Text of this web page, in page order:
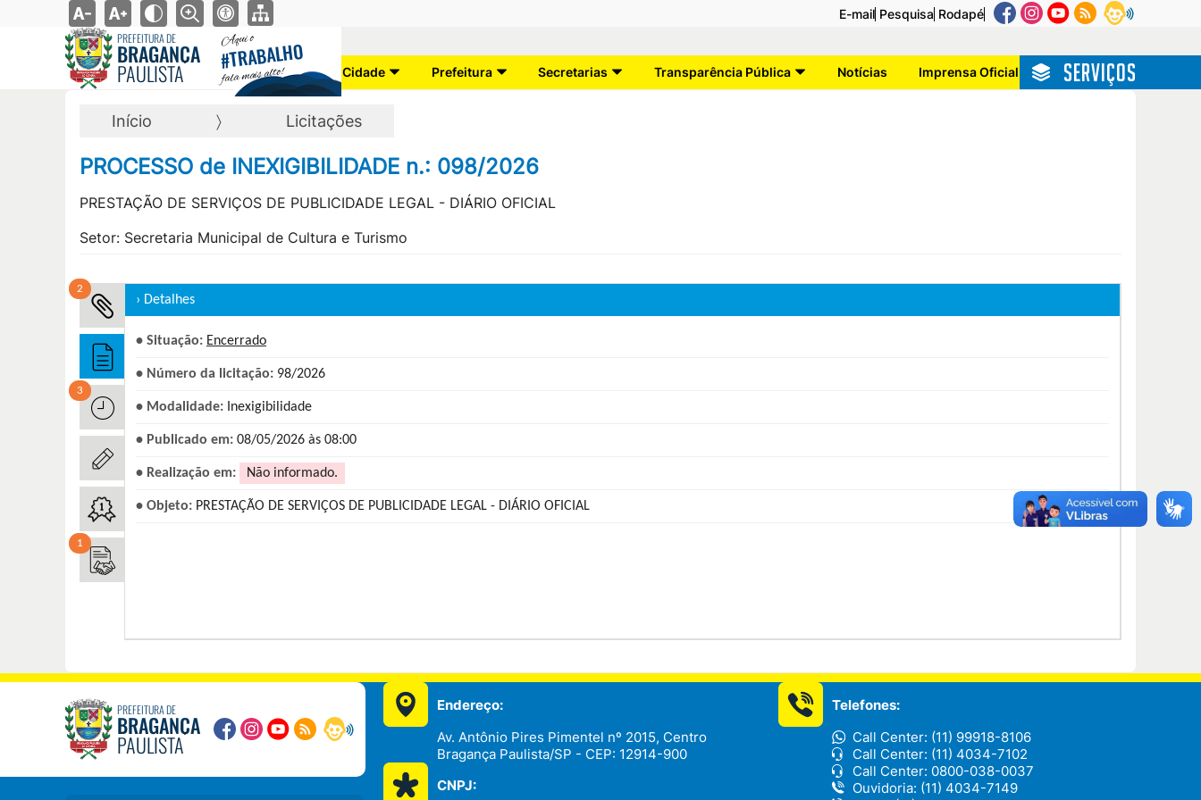
E-mail Pesquisa Rodapé
PREFEITURA DE
BRAGANÇA
PAULISTA
Aqui o
#TRABALHO
fala mais alto! Cidade Prefeitura Secretarias Transparência Pública Notícias Imprensa Oficial SERVIÇOS
Início Licitações
PROCESSO de INEXIGIBILIDADE n.: 098/2026
PRESTAÇÃO DE SERVIÇOS DE PUBLICIDADE LEGAL - DIÁRIO OFICIAL
Setor: Secretaria Municipal de Cultura e Turismo
2
3
1
› Detalhes
• Situação: Encerrado
• Número da licitação: 98/2026
• Modalidade: Inexigibilidade
• Publicado em: 08/05/2026 às 08:00
• Realização em: Não informado.
• Objeto: PRESTAÇÃO DE SERVIÇOS DE PUBLICIDADE LEGAL - DIÁRIO OFICIAL
PREFEITURA DE
BRAGANÇA
PAULISTA
Endereço:
Av. Antônio Pires Pimentel nº 2015, Centro
Bragança Paulista/SP - CEP: 12914-900
CNPJ:
Telefones:
Call Center: (11) 99918-8106
Call Center: (11) 4034-7102
Call Center: 0800-038-0037
Ouvidoria: (11) 4034-7149